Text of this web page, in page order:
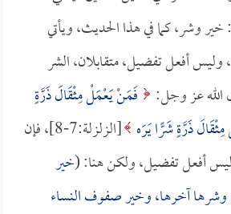
وشر، كما في هذا الحديث، ويأتي
وليس أفعل تفضيل، متقابلان، الشر
الله عز وجل:
فَمَنْ يَعْمَلْ مِثْقَالَ ذَرَّةٍ
ذَرَّةٍ شَرًّا يَرَه
[الزلزلة:7-8]، فإن
ليس أفعل تفضيل، ولكن هنا: (خير
آخرها، وخير صفوف النساء